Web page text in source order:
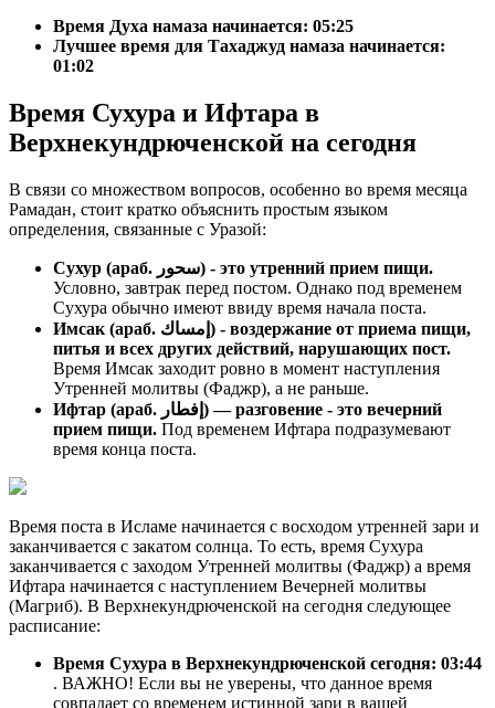
Время Духа намаза начинается: 05:25
Лучшее время для Тахаджуд намаза начинается:
01:02
Время Сухура и Ифтара в
Верхнекундрюченской на сегодня
В связи со множеством вопросов, особенно во время месяца
Рамадан, стоит кратко объяснить простым языком
определения, связанные с Уразой:
Сухур (араб. سحور) - это утренний прием пищи.
Условно, завтрак перед постом. Однако под временем
Сухура обычно имеют ввиду время начала поста.
Имсак (араб. إمساك) - воздержание от приема пищи,
питья и всех других действий, нарушающих пост.
Время Имсак заходит ровно в момент наступления
Утренней молитвы (Фаджр), а не раньше.
Ифтар (араб. إفطار) — разговение - это вечерний
прием пищи. Под временем Ифтара подразумевают
время конца поста.
Время поста в Исламе начинается с восходом утренней зари и
заканчивается с закатом солнца. То есть, время Сухура
заканчивается с заходом Утренней молитвы (Фаджр) а время
Ифтара начинается с наступлением Вечерней молитвы
(Магриб). В Верхнекундрюченской на сегодня следующее
расписание:
Время Сухура в Верхнекундрюченской сегодня: 03:44
. ВАЖНО! Если вы не уверены, что данное время
совпадает со временем истинной зари в вашей